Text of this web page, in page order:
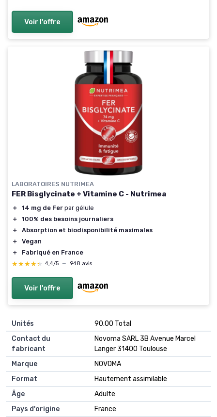
Voir l'offre
LABORATOIRES NUTRIMEA
FER Bisglycinate + Vitamine C - Nutrimea
＋ 14 mg de Fer par gélule
＋
100% des besoins journaliers
＋
Absorption et biodisponibilité maximales
＋
Vegan
＋
Fabriqué en France
★★★★★
★★★★★ 4,4/5 — 948 avis
Voir l'offre
Unités
‎90.00 Total
Contact du
fabricant
‎Novoma SARL 3B Avenue Marcel
Langer 31400 Toulouse
Marque
‎NOVOMA
Format
‎Hautement assimilable
Âge
‎Adulte
Pays d'origine
‎France